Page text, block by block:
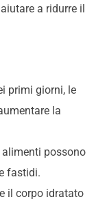
a ridurre il
primi giorni, le
la
alimenti possono
fastidi.
il corpo idratato